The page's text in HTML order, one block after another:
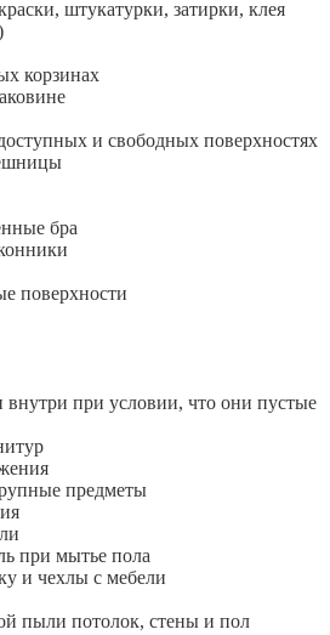
штукатурки, затирки, клея
корзинах
и свободных поверхностях
бра
поверхности
при условии, что они пустые
предметы
при мытье пола
и чехлы с мебели
пыли потолок, стены и пол